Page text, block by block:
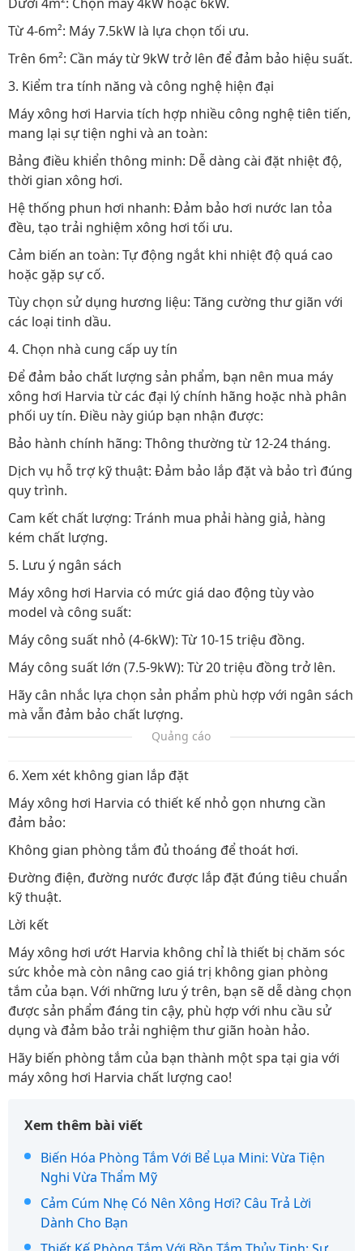
Từ 4-6m²: Máy 7.5kW là lựa chọn tối ưu.
Trên 6m²: Cần máy từ 9kW trở lên để đảm bảo hiệu suất.
3. Kiểm tra tính năng và công nghệ hiện đại
Máy xông hơi Harvia tích hợp nhiều công nghệ tiên tiến,
mang lại sự tiện nghi và an toàn:
Bảng điều khiển thông minh: Dễ dàng cài đặt nhiệt độ,
thời gian xông hơi.
Hệ thống phun hơi nhanh: Đảm bảo hơi nước lan tỏa
đều, tạo trải nghiệm xông hơi tối ưu.
Cảm biến an toàn: Tự động ngắt khi nhiệt độ quá cao
hoặc gặp sự cố.
Tùy chọn sử dụng hương liệu: Tăng cường thư giãn với
các loại tinh dầu.
4. Chọn nhà cung cấp uy tín
Để đảm bảo chất lượng sản phẩm, bạn nên mua máy
xông hơi Harvia từ các đại lý chính hãng hoặc nhà phân
phối uy tín. Điều này giúp bạn nhận được:
Bảo hành chính hãng: Thông thường từ 12-24 tháng.
Dịch vụ hỗ trợ kỹ thuật: Đảm bảo lắp đặt và bảo trì đúng
quy trình.
Cam kết chất lượng: Tránh mua phải hàng giả, hàng
kém chất lượng.
5. Lưu ý ngân sách
Máy xông hơi Harvia có mức giá dao động tùy vào
model và công suất:
Máy công suất nhỏ (4-6kW): Từ 10-15 triệu đồng.
Máy công suất lớn (7.5-9kW): Từ 20 triệu đồng trở lên.
Hãy cân nhắc lựa chọn sản phẩm phù hợp với ngân sách
mà vẫn đảm bảo chất lượng.
Quảng cáo
6. Xem xét không gian lắp đặt
Máy xông hơi Harvia có thiết kế nhỏ gọn nhưng cần
đảm bảo:
Không gian phòng tắm đủ thoáng để thoát hơi.
Đường điện, đường nước được lắp đặt đúng tiêu chuẩn
kỹ thuật.
Lời kết
Máy xông hơi ướt Harvia không chỉ là thiết bị chăm sóc
sức khỏe mà còn nâng cao giá trị không gian phòng
tắm của bạn. Với những lưu ý trên, bạn sẽ dễ dàng chọn
được sản phẩm đáng tin cậy, phù hợp với nhu cầu sử
dụng và đảm bảo trải nghiệm thư giãn hoàn hảo.
Hãy biến phòng tắm của bạn thành một spa tại gia với
máy xông hơi Harvia chất lượng cao!
Xem thêm bài viết
Biến Hóa Phòng Tắm Với Bể Lụa Mini: Vừa Tiện
Nghi Vừa Thẩm Mỹ
Cảm Cúm Nhẹ Có Nên Xông Hơi? Câu Trả Lời
Dành Cho Bạn